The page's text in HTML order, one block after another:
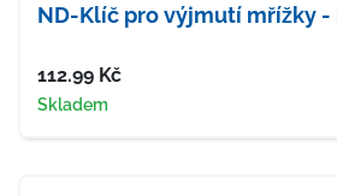
ND-Klíč pro výjmutí mřížky -
Cena
112.99 Kč
Dostupnost
Skladem